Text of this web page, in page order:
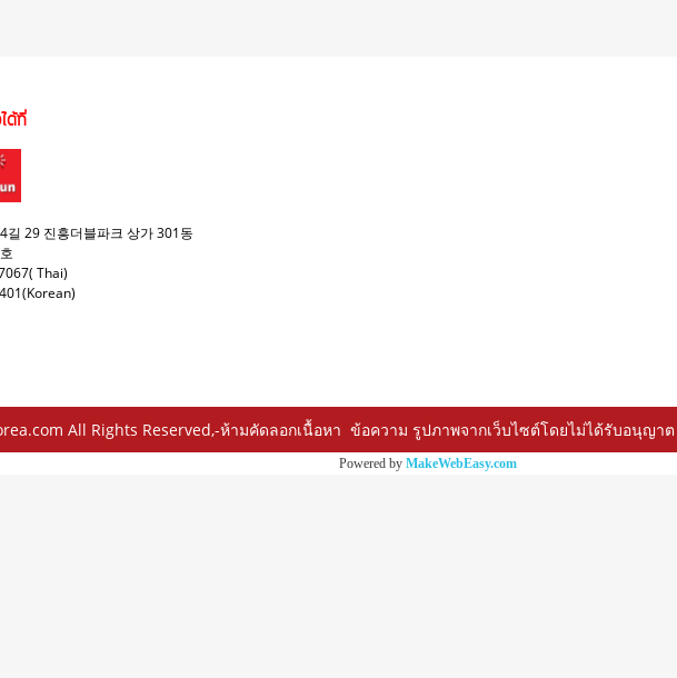
ด้ที่
길 29 진흥더블파크 상가 301동
Thai)
All Rights Reserved,-ห้ามคัดลอกเนื้อหา ข้อความ รูปภาพจากเว็บไซต์โดยไม่ได้รับอนุญา
Powered by MakeWebEasy.com